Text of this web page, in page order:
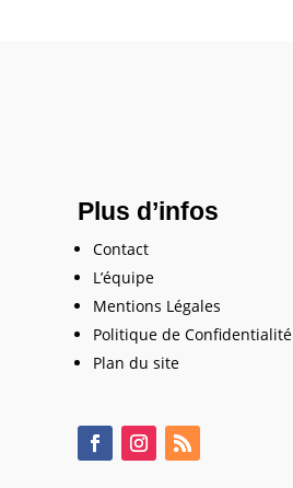
Plus d’infos
Contact
L’équipe
Mentions Légales
Politique de Confidentialité
Plan du site